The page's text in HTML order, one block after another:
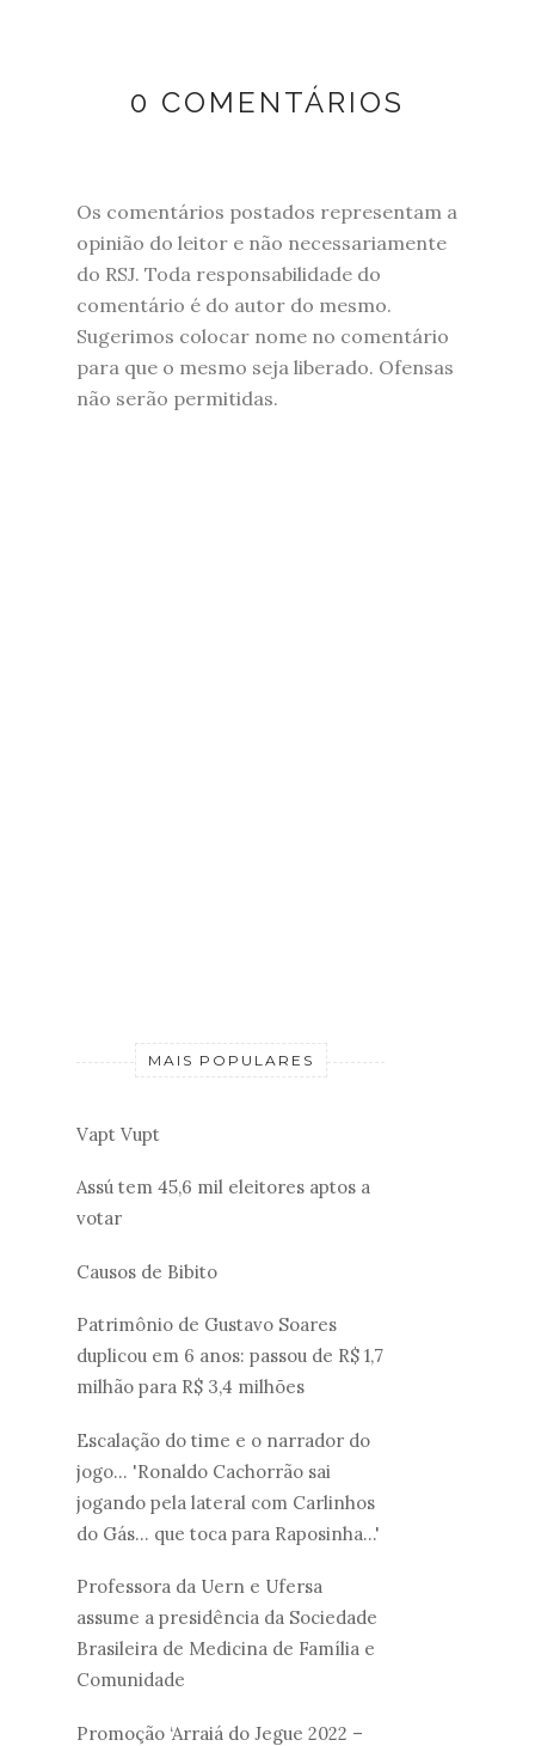
0 COMENTÁRIOS
Os comentários postados representam a
opinião do leitor e não necessariamente
do RSJ. Toda responsabilidade do
comentário é do autor do mesmo.
Sugerimos colocar nome no comentário
para que o mesmo seja liberado. Ofensas
não serão permitidas.
MAIS POPULARES
Vapt Vupt
Assú tem 45,6 mil eleitores aptos a
votar
Causos de Bibito
Patrimônio de Gustavo Soares
duplicou em 6 anos: passou de R$ 1,7
milhão para R$ 3,4 milhões
Escalação do time e o narrador do
jogo... 'Ronaldo Cachorrão sai
jogando pela lateral com Carlinhos
do Gás... que toca para Raposinha...'
Professora da Uern e Ufersa
assume a presidência da Sociedade
Brasileira de Medicina de Família e
Comunidade
Promoção ‘Arraiá do Jegue 2022 –